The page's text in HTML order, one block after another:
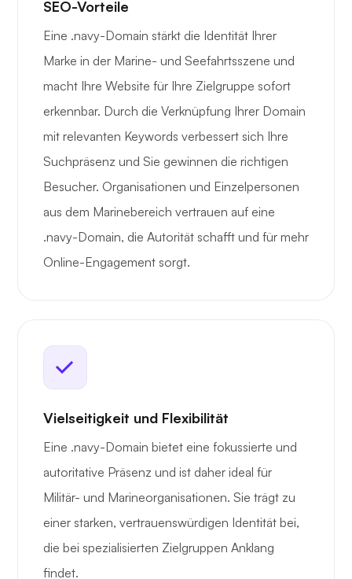
SEO-Vorteile
Eine .navy-Domain stärkt die Identität Ihrer
Marke in der Marine- und Seefahrtsszene und
macht Ihre Website für Ihre Zielgruppe sofort
erkennbar. Durch die Verknüpfung Ihrer Domain
mit relevanten Keywords verbessert sich Ihre
Suchpräsenz und Sie gewinnen die richtigen
Besucher. Organisationen und Einzelpersonen
aus dem Marinebereich vertrauen auf eine
.navy-Domain, die Autorität schafft und für mehr
Online-Engagement sorgt.
Vielseitigkeit und Flexibilität
Eine .navy-Domain bietet eine fokussierte und
autoritative Präsenz und ist daher ideal für
Militär- und Marineorganisationen. Sie trägt zu
einer starken, vertrauenswürdigen Identität bei,
die bei spezialisierten Zielgruppen Anklang
findet.